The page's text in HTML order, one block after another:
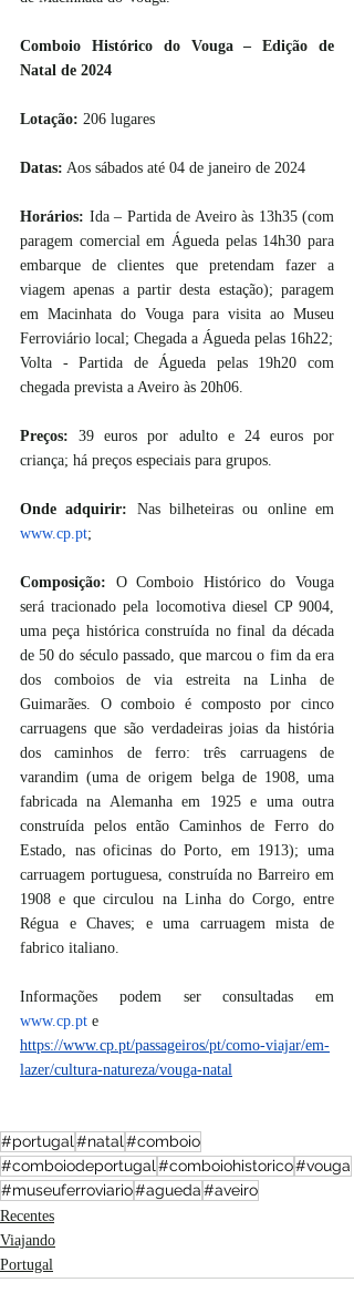
Comboio Histórico do Vouga – Edição de
Natal de 2024
Lotação: 206 lugares
Datas: Aos sábados até 04 de janeiro de 2024
Horários: Ida – Partida de Aveiro às 13h35 (com
paragem comercial em Águeda pelas 14h30 para
embarque de clientes que pretendam fazer a
viagem apenas a partir desta estação); paragem
em Macinhata do Vouga para visita ao Museu
Volta - Partida de Águeda pelas 19h20 com
chegada prevista a Aveiro às 20h06.
Preços: 39 euros por adulto e 24 euros por
criança; há preços especiais para grupos.
Onde adquirir:
www.cp.pt;
Composição: O Comboio Histórico do Vouga
será tracionado pela locomotiva diesel CP 9004,
uma peça histórica construída no final da década
de 50 do século passado, que marcou o fim da era
dos comboios de via estreita na Linha de
Guimarães. O comboio é composto por cinco
carruagens que são verdadeiras joias da história
dos caminhos de ferro: três carruagens de
varandim (uma de origem belga de 1908, uma
fabricada na Alemanha em 1925 e uma outra
construída pelos então Caminhos de Ferro do
Estado, nas oficinas do Porto, em 1913); uma
carruagem portuguesa, construída no Barreiro em
1908 e que circulou na Linha do Corgo, entre
Régua e Chaves; e uma carruagem mista de
fabrico italiano.
www.cp.pt e
https://www.cp.pt/passageiros/pt/como-viajar/em-
lazer/cultura-natureza/vouga-natal
#portugal #natal #comboio
#comboiodeportugal #comboiohistorico#vouga
#museuferroviario#agueda#aveiro
Recentes
Viajando
Portugal